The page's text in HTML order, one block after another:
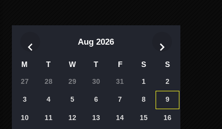
Aug 2026
M T W T F S S
27 28 29 30 31 1 2
3 4 5 6 7 8 9
10 11 12 13 14 15 16